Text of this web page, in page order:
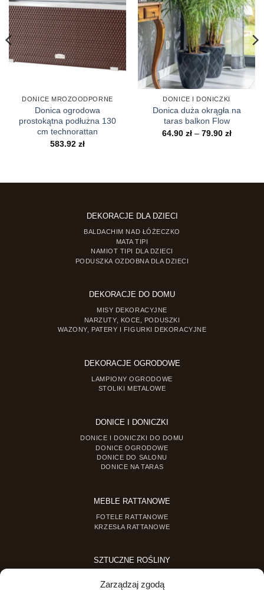
Zarządzaj zgodą
DONICE MROZOODPORNE
Donica ogrodowa
prostokątna podłużna 130
cm technorattan
583.92 zł
DONICE I DONICZKI
Donica duża okrągła na
taras balkon Flow
64.90 zł – 79.90 złZakres
DEKORACJE DLA DZIECI
BALDACHIM NAD ŁÓŻECZKO
MATA TIPI
NAMIOT TIPI DLA DZIECI
PODUSZKA OZDOBNA DLA DZIECI
DEKORACJE DO DOMU
MISY DEKORACYJNE
NARZUTY, KOCE, PODUSZKI
WAZONY, PATERY I FIGURKI DEKORACYJNE
DEKORACJE OGRODOWE
LAMPIONY OGRODOWE
STOLIKI METALOWE
DONICE I DONICZKI
DONICE I DONICZKI DO DOMU
DONICE OGRODOWE
DONICE DO SALONU
DONICE NA TARAS
MEBLE RATTANOWE
FOTELE RATTANOWE
KRZESŁA RATTANOWE
SZTUCZNE ROŚLINY
SZTUCZNE ROŚLINY DONICZKOWE